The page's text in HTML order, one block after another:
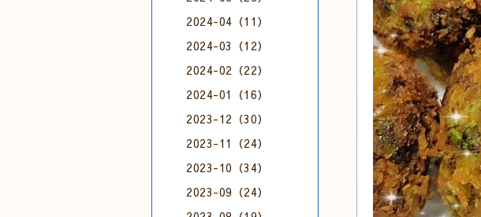
2024-04（11）
2024-03（12）
2024-02（22）
2024-01（16）
2023-12（30）
2023-11（24）
2023-10（34）
2023-09（24）